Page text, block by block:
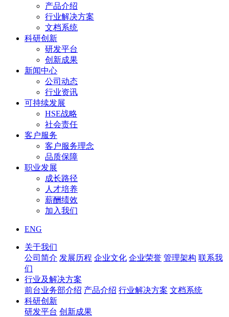
产品介绍
行业解决方案
文档系统
科研创新
研发平台
创新成果
新闻中心
公司动态
行业资讯
可持续发展
HSE战略
社会责任
客户服务
客户服务理念
品质保障
职业发展
成长路径
人才培养
薪酬绩效
加入我们
ENG
关于我们
公司简介 发展历程 企业文化 企业荣誉 管理架构 联系我
们
行业及解决方案
前台业务部介绍 产品介绍 行业解决方案 文档系统
科研创新
研发平台 创新成果